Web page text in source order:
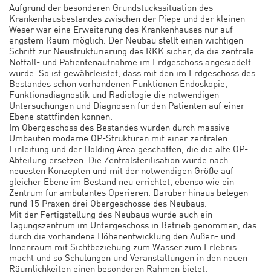
Aufgrund der besonderen Grundstückssituation des
Krankenhausbestandes zwischen der Piepe und der kleinen
Weser war eine Erweiterung des Krankenhauses nur auf
engstem Raum möglich. Der Neubau stellt einen wichtigen
Schritt zur Neustrukturierung des RKK sicher, da die zentrale
Notfall- und Patientenaufnahme im Erdgeschoss angesiedelt
wurde. So ist gewährleistet, dass mit den im Erdgeschoss des
Bestandes schon vorhandenen Funktionen Endoskopie,
Funktionsdiagnostik und Radiologie die notwendigen
Untersuchungen und Diagnosen für den Patienten auf einer
Ebene stattfinden können.
Im Obergeschoss des Bestandes wurden durch massive
Umbauten moderne OP-Strukturen mit einer zentralen
Einleitung und der Holding Area geschaffen, die die alte OP-
Abteilung ersetzen. Die Zentralsterilisation wurde nach
neuesten Konzepten und mit der notwendigen Größe auf
gleicher Ebene im Bestand neu errichtet, ebenso wie ein
Zentrum für ambulantes Operieren. Darüber hinaus belegen
rund 15 Praxen drei Obergeschosse des Neubaus.
Mit der Fertigstellung des Neubaus wurde auch ein
Tagungszentrum im Untergeschoss in Betrieb genommen, das
durch die vorhandene Höhenentwicklung den Außen- und
Innenraum mit Sichtbeziehung zum Wasser zum Erlebnis
macht und so Schulungen und Veranstaltungen in den neuen
Räumlichkeiten einen besonderen Rahmen bietet.